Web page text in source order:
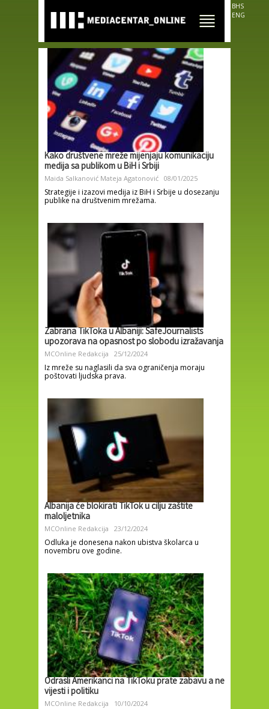
main
content
BHS
ENG
Kako društvene mreže mijenjaju komunikaciju
medija sa publikom u BiH i Srbiji
Maida Salkanović Mateja Agatonović 08/01/2025
Strategije i izazovi medija iz BiH i Srbije u dosezanju
publike na društvenim mrežama.
Zabrana TikToka u Albaniji: SafeJournalists
upozorava na opasnost po slobodu izražavanja
MCOnline Redakcija 25/12/2024
Iz mreže su naglasili da sva ograničenja moraju
poštovati ljudska prava.
Albanija će blokirati TikTok u cilju zaštite
maloljetnika
MCOnline Redakcija 23/12/2024
Odluka je donesena nakon ubistva školarca u
novembru ove godine.
Odrasli Amerikanci na TikToku prate zabavu a ne
vijesti i politiku
MCOnline Redakcija 10/10/2024